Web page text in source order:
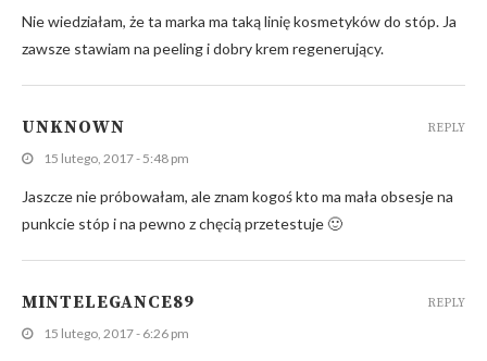
Nie wiedziałam, że ta marka ma taką linię kosmetyków do stóp. Ja
zawsze stawiam na peeling i dobry krem regenerujący.
UNKNOWN
15 lutego, 2017 - 5:48 pm
Jaszcze nie próbowałam, ale znam kogoś kto ma mała obsesje na
punkcie stóp i na pewno z chęcią przetestuje 🙂
REPLY
MINTELEGANCE89
15 lutego, 2017 - 6:26 pm
REPLY